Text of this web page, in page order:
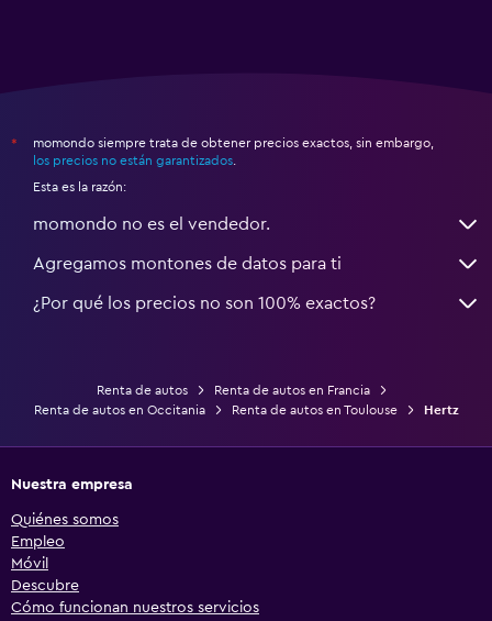
*
momondo siempre trata de obtener precios exactos, sin embargo,
los precios no están garantizados.
Esta es la razón:
momondo no es el vendedor.
Agregamos montones de datos para ti
¿Por qué los precios no son 100% exactos?
Renta de autos
Renta de autos en Francia
Renta de autos en Occitania
Renta de autos en Toulouse Hertz
Nuestra empresa
Quiénes somos
Empleo
Móvil
Descubre
Cómo funcionan nuestros servicios